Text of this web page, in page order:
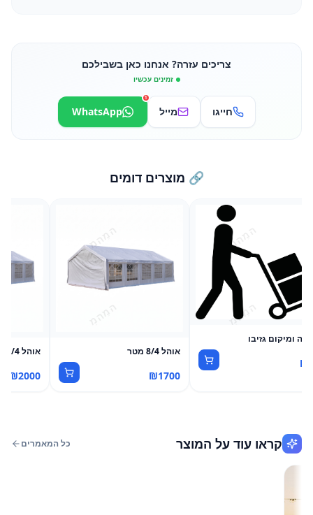
צריכים עזרה? אנחנו כאן בשבילכם
זמינים עכשיו
חייגו מייל WhatsApp
1
🔗 מוצרים דומים
ומיקום גזיבו
₪
אוהל 8/4 מטר
₪1700
אוהל 12/4 מטר
₪2000
קראו עוד על המוצר כל המאמרים